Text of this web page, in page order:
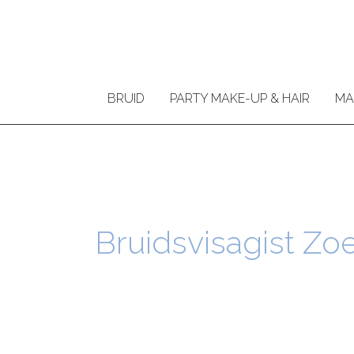
BRUID PARTY MAKE-UP & HAIR
Bruidsvisagist